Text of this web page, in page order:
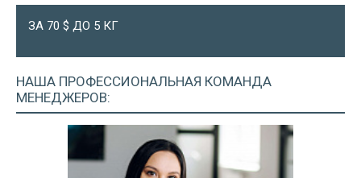
ЗА 70 $ ДО 5 КГ
НАША ПРОФЕССИОНАЛЬНАЯ КОМАНДА
МЕНЕДЖЕРОВ: